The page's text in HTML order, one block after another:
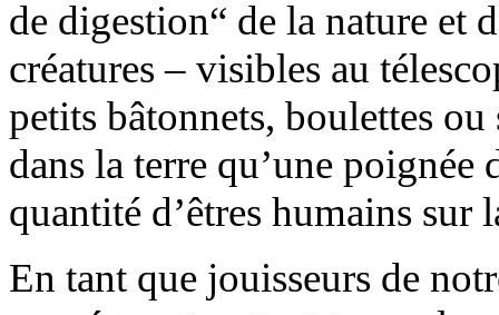
de digestion“ de la nature et
créatures – visibles au
petits bâtonnets, boulettes
dans la terre qu’une
quantité d’êtres humains sur
En tant que jouisseurs de